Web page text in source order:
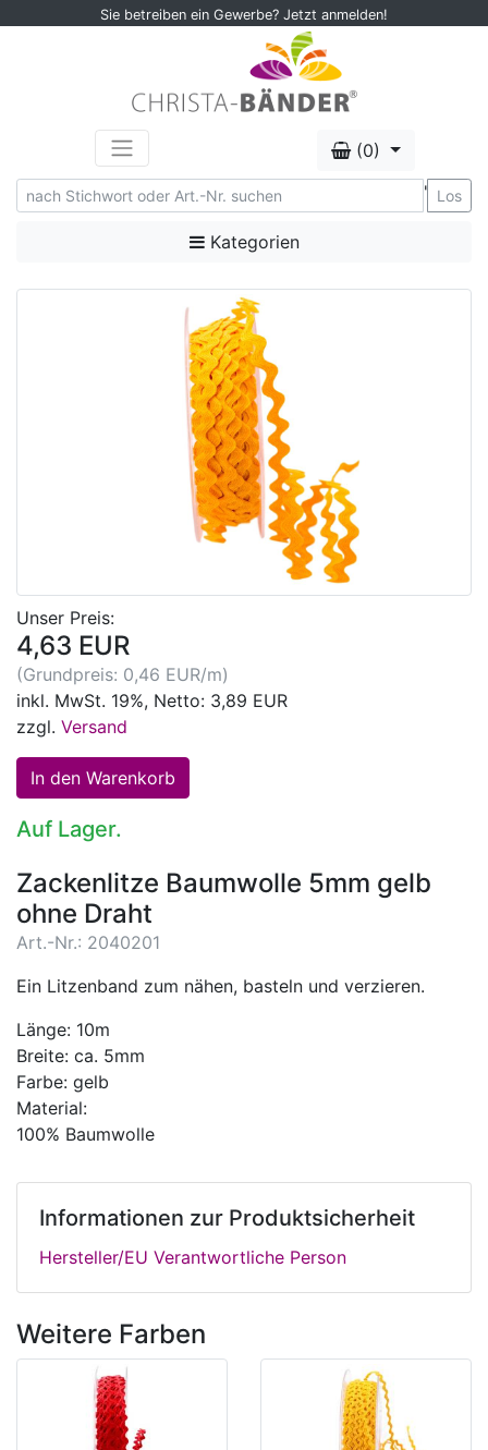
Sie betreiben ein Gewerbe? Jetzt anmelden!
(0)
' Los
Kategorien
Unser Preis:
4,63 EUR
(Grundpreis: 0,46 EUR/m)
inkl. MwSt. 19%, Netto: 3,89 EUR
zzgl. Versand
Auf Lager.
Zackenlitze Baumwolle 5mm gelb
ohne Draht
Art.-Nr.: 2040201
Ein Litzenband zum nähen, basteln und verzieren.
Länge: 10m
Breite: ca. 5mm
Farbe: gelb
Material:
100% Baumwolle
Informationen zur Produktsicherheit
Hersteller/EU Verantwortliche Person
Weitere Farben